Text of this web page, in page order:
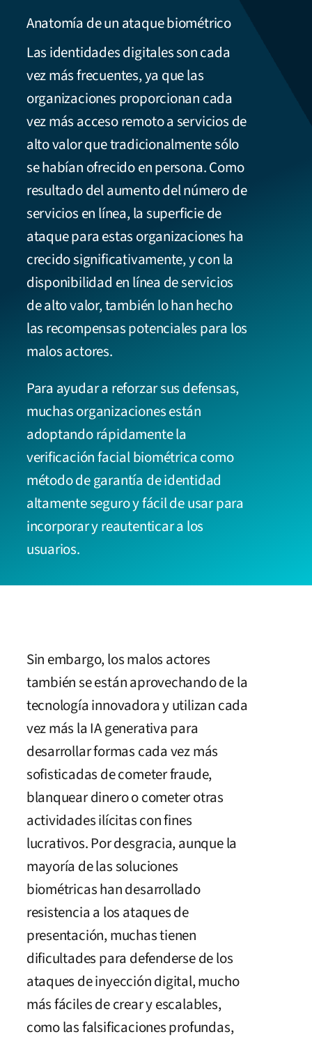
Anatomía de un ataque biométrico
Las identidades digitales son cada
vez más frecuentes, ya que las
organizaciones proporcionan cada
vez más acceso remoto a servicios de
alto valor que tradicionalmente sólo
se habían ofrecido en persona. Como
resultado del aumento del número de
servicios en línea, la superficie de
ataque para estas organizaciones ha
crecido significativamente, y con la
disponibilidad en línea de servicios
de alto valor, también lo han hecho
las recompensas potenciales para los
malos actores.
Para ayudar a reforzar sus defensas,
muchas organizaciones están
adoptando rápidamente la
verificación facial biométrica como
método de garantía de identidad
altamente seguro y fácil de usar para
incorporar y reautenticar a los
usuarios.
Sin embargo, los malos actores
también se están aprovechando de la
tecnología innovadora y utilizan cada
vez más la IA generativa para
desarrollar formas cada vez más
sofisticadas de cometer fraude,
blanquear dinero o cometer otras
actividades ilícitas con fines
lucrativos. Por desgracia, aunque la
mayoría de las soluciones
biométricas han desarrollado
resistencia a los ataques de
presentación, muchas tienen
dificultades para defenderse de los
ataques de inyección digital, mucho
más fáciles de crear y escalables,
como las falsificaciones profundas,